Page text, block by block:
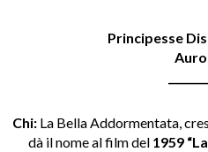
Principesse
Chi: La Bella Addormentata,
dà il nome al film del 1959